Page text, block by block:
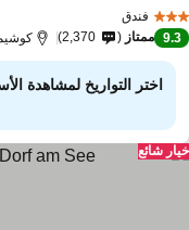
فندق
9.3 ممتاز 2,370 كوشيم
اختر التواريخ لمشاهدة
شائع